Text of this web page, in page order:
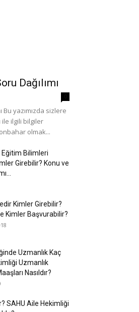
Dağılımı
Bu yazımızda sizlere
ile ilgili bilgiler
olmak...
Eğitim Bilimleri
Girebilir? Konu ve
Kimler Girebilir?
Kimler Başvurabilir?
Uzmanlık Kaç
Uzmanlık
Nasıldır?
SAHU Aile Hekimliği